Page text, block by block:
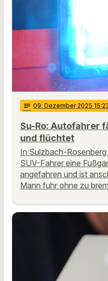
notes 09. Dezember 2025
Su-Ro: Autofahrer
und flüchtet
In Sulzbach-
SUV-Fahrer eine
angefahren und ist
Mann fuhr ohne zu